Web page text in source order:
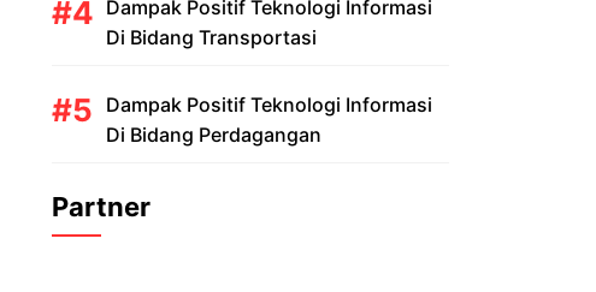
Dampak Positif Teknologi Informasi
Di Bidang Transportasi
Dampak Positif Teknologi Informasi
Di Bidang Perdagangan
Partner